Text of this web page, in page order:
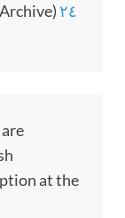
٢٤
at the